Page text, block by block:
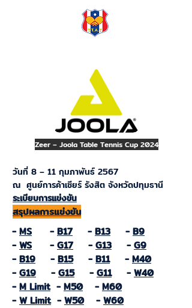
Zeer – Joola Table Tennis Cup 2024
วันที่ 8 – 11 กุมภาพันธ์ 2567
ณ ศูนย์การค้าเซียร์ รังสิต จังหวัดปทุมธานี
ระเบียบการแข่งขัน
สรุปผลการแข่งขัน
-MS -B17-B13 -B9
-WS -G17-G13 -G9
-B19 -B15-B11-M40
-G19 -G15-G11-W40
-M Limit-M50-M60
-W Limit-W50-W60